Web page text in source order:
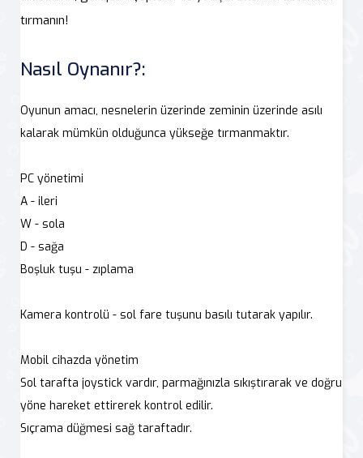
tırmanın!
Nasıl Oynanır?:
Oyunun amacı, nesnelerin üzerinde zeminin üzerinde asılı
kalarak mümkün olduğunca yükseğe tırmanmaktır.
PC yönetimi
A - ileri
W - sola
D - sağa
Boşluk tuşu - zıplama
Kamera kontrolü - sol fare tuşunu basılı tutarak yapılır.
Mobil cihazda yönetim
Sol tarafta joystick vardır, parmağınızla sıkıştırarak ve doğru
yöne hareket ettirerek kontrol edilir.
Sıçrama düğmesi sağ taraftadır.